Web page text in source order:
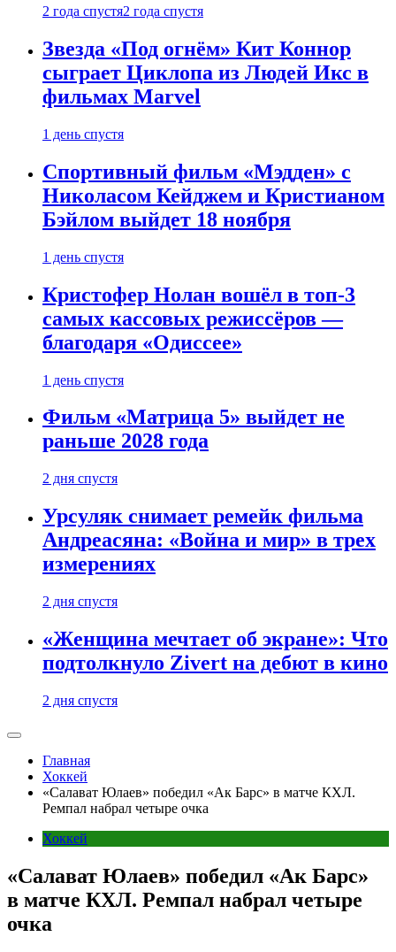
2 года спустя2 года спустя
Звезда «Под огнём» Кит Коннор
сыграет Циклопа из Людей Икс в
фильмах Marvel
1 день спустя
Спортивный фильм «Мэдден» с
Николасом Кейджем и Кристианом
Бэйлом выйдет 18 ноября
1 день спустя
Кристофер Нолан вошёл в топ-3
самых кассовых режиссёров —
благодаря «Одиссее»
1 день спустя
Фильм «Матрица 5» выйдет не
раньше 2028 года
2 дня спустя
Урсуляк снимает ремейк фильма
Андреасяна: «Война и мир» в трех
измерениях
2 дня спустя
«Женщина мечтает об экране»: Что
подтолкнуло Zivert на дебют в кино
2 дня спустя
Главная
Хоккей
«Салават Юлаев» победил «Ак Барс» в матче КХЛ.
Ремпал набрал четыре очка
Хоккей
«Салават Юлаев» победил «Ак Барс»
в матче КХЛ. Ремпал набрал четыре
очка